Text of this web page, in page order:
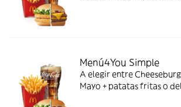
Menú4You Simple
A elegir entre
Mayo + patatas fritas o